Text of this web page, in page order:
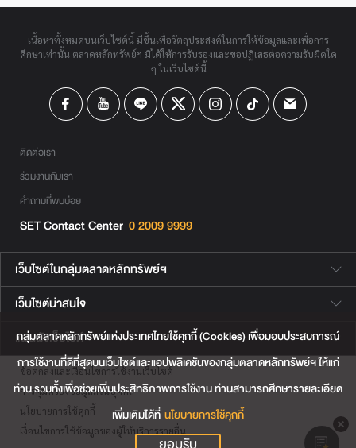
เนื้อหาทั้งหมดบนเว็บไซต์นี้ มีขึ้นเพื่อวัตถุประสงค์ในการให้ข้อมูลและเพื่อการ
ศึกษาเท่านั้น ตลาดหลักทรัพย์ฯ มิได้ให้การรับรองและขอปฏิเสธต่อความรับผิดใด
ๆ ในเว็บไซต์นี้
ติดต่อเรา
ร่วมงานกับเรา
คำถามที่พบบ่อย
SET Contact Center 0 2009 9999
เว็บไซต์ในกลุ่มตลาดหลักทรัพย์ฯ
เว็บไซต์น่าสนใจ
แผนผังเว็บไซต์
ข้อตกลงและเงื่อนไขการใช้งานเว็บไซต์
การคุ้มครองข้อมูลส่วนบุคคล
นโยบายการใช้คุกกี้
เงื่อนไขการใช้ข้อมูลของผู้ให้บริการรายอื่น
กลุ่มตลาดหลักทรัพย์แห่งประเทศไทยใช้คุกกี้ (Cookies) เพื่อมอบประสบการณ์
การใช้งานที่ดีที่สุดบนเว็บไซต์และแอปพลิเคชันของกลุ่มตลาดหลักทรัพย์ฯ ให้แก่
ท่าน รวมทั้งเพื่อช่วยเพิ่มประสิทธิภาพการใช้งาน ท่านสามารถศึกษารายละเอียด
เพิ่มเติมได้ที่ นโยบายการใช้คุกกี้